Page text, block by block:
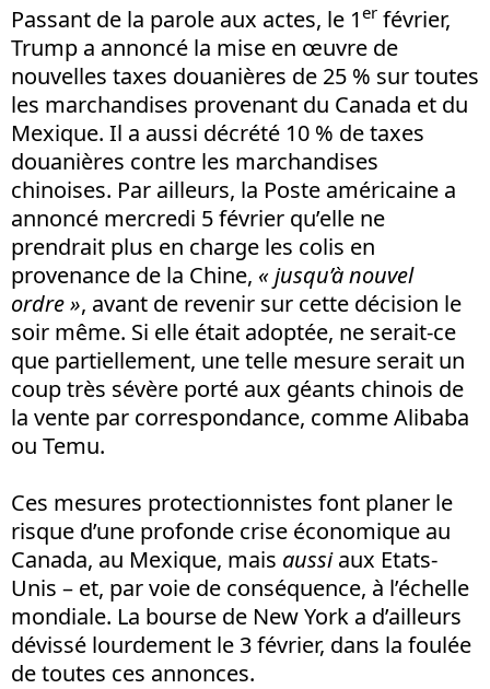
Passant de la parole aux actes, le 1er février,
Trump a annoncé la mise en œuvre de
nouvelles taxes douanières de 25 % sur toutes
les marchandises provenant du Canada et du
Mexique. Il a aussi décrété 10 % de taxes
douanières contre les marchandises
chinoises. Par ailleurs, la Poste américaine a
annoncé mercredi 5 février qu’elle ne
prendrait plus en charge les colis en
provenance de la Chine, « jusqu’à nouvel
ordre », avant de revenir sur cette décision le
soir même. Si elle était adoptée, ne serait-ce
que partiellement, une telle mesure serait un
coup très sévère porté aux géants chinois de
la vente par correspondance, comme Alibaba
ou Temu.
Ces mesures protectionnistes font planer le
risque d’une profonde crise économique au
Canada, au Mexique, mais aussiaux Etats-
Unis – et, par voie de conséquence, à l’échelle
mondiale. La bourse de New York a d’ailleurs
dévissé lourdement le 3 février, dans la foulée
de toutes ces annonces.